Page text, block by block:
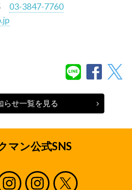
03-3847-7760
らせ一覧を見る
マン公式SNS